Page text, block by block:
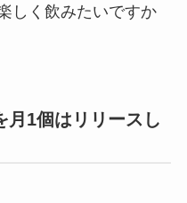
しく飲みたいですか
月1個はリリースし